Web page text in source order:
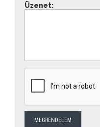
Üzenet: